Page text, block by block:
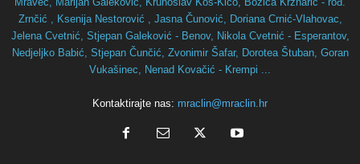
Zrnčić , Ksenija Nestorović , Jasna Čunović, Doriana Crnić-Vlahovac,
Jelena Cvetnić, Stjepan Galeković - Benov, Nikola Cvetnić - Esperantov,
Nedjeljko Babić, Stjepan Čunčić, Zvonimir Šafar, Dorotea Štuban, Goran
Vukašinec, Nenad Kovačić - Krempi ...
Kontaktirajte nas: mraclin@mraclin.hr